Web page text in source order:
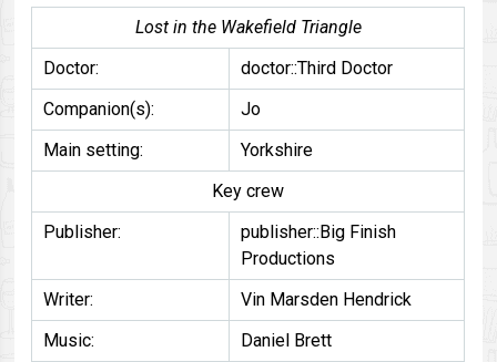
Lost in the Wakefield Triangle
Doctor:
doctor::Third Doctor
Companion(s):
Jo
Main setting:
Yorkshire
Key crew
Publisher:
publisher::Big Finish
Productions
Writer:
Vin Marsden Hendrick
Music:
Daniel Brett